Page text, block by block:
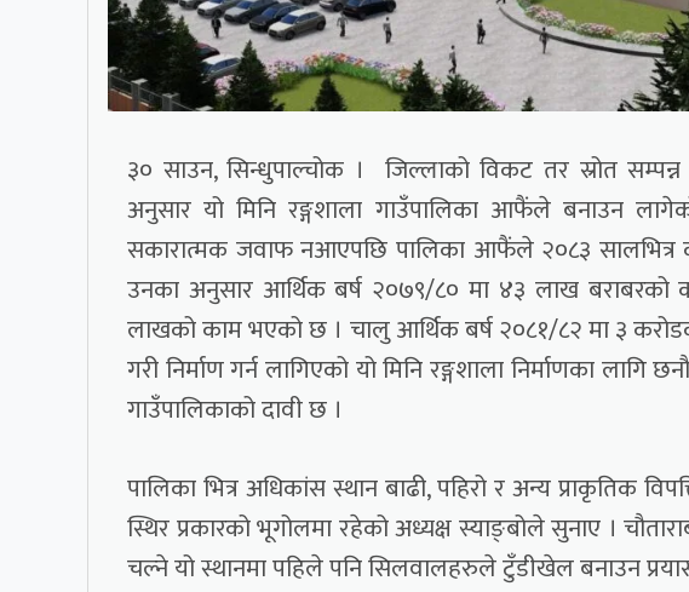
३० साउन, सिन्धुपाल्चोक । जिल्लाको विकट तर स्रोत
अनुसार यो मिनि रङ्गशाला गाउँपालिका आफैंले बनाउन
सकारात्मक जवाफ नआएपछि पालिका आफैंले २०८३ सालभित्र
उनका अनुसार आर्थिक बर्ष २०७९/८० मा ४३ लाख
लाखको काम भएको छ । चालु आर्थिक बर्ष २०८१/८२ मा ३
गरी निर्माण गर्न लागिएको यो मिनि रङ्गशाला निर्माणका
गाउँपालिकाको दावी छ ।
पालिका भित्र अधिकांस स्थान बाढी, पहिरो र अन्य प्राकृतिक
स्थिर प्रकारको भूगोलमा रहेको अध्यक्ष स्याङ्बोले सुनाए ।
चल्ने यो स्थानमा पहिले पनि सिलवालहरुले टुँडीखेल बनाउन